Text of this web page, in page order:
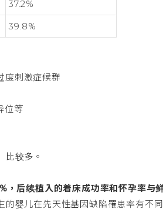
37.2%
39.8%
度刺激症候群
位等
比较多。
，后续植入的着床成功率和怀孕率与
婴儿在先天性基因缺陷罹患率有不